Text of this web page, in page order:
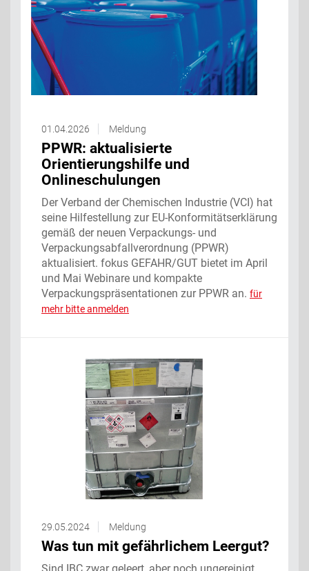
01.04.2026 Meldung
PPWR: aktualisierte
Orientierungshilfe und
Onlineschulungen
Der Verband der Chemischen Industrie (VCI) hat
seine Hilfestellung zur EU-Konformitätserklärung
gemäß der neuen Verpackungs- und
Verpackungsabfallverordnung (PPWR)
aktualisiert. fokus GEFAHR/GUT bietet im April
und Mai Webinare und kompakte
Verpackungspräsentationen zur PPWR an. für
mehr bitte anmelden
29.05.2024 Meldung
Was tun mit gefährlichem Leergut?